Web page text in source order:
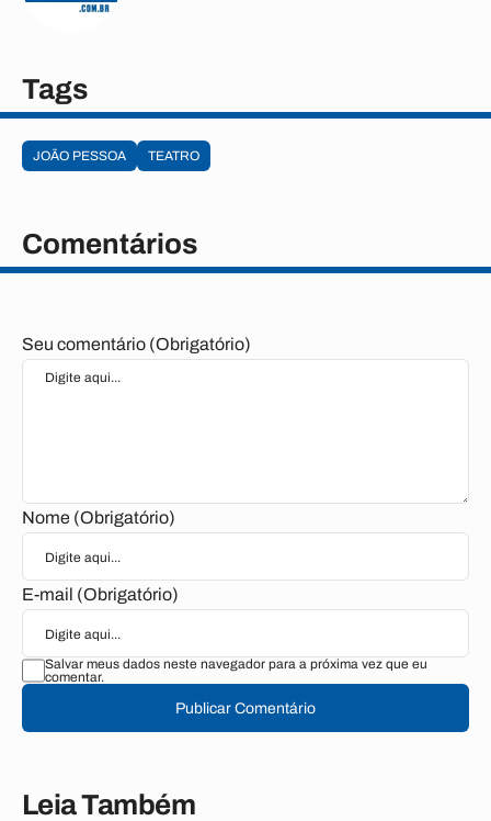
Tags
JOÃO PESSOA TEATRO
Comentários
Seu comentário (Obrigatório)
Nome (Obrigatório)
E-mail (Obrigatório)
Salvar meus dados neste navegador para a próxima vez que eu
comentar.
Publicar Comentário
Leia Também